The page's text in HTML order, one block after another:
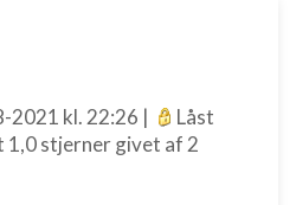
2021 kl. 22:26 |
Låst
1,0stjerner givet af 2